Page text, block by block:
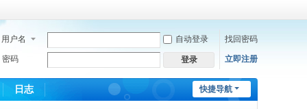
用户名 自动登录 找回密码
密码 登录 立即注册
快捷导航
日志